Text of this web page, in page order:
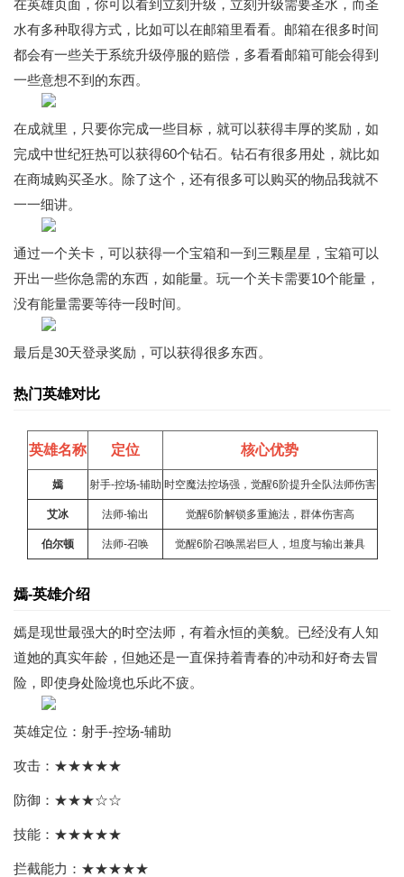
在英雄页面，你可以看到立刻升级，立刻升级需要圣水，而圣
水有多种取得方式，比如可以在邮箱里看看。邮箱在很多时间
都会有一些关于系统升级停服的赔偿，多看看邮箱可能会得到
一些意想不到的东西。
在成就里，只要你完成一些目标，就可以获得丰厚的奖励，如
完成中世纪狂热可以获得60个钻石。钻石有很多用处，就比如
在商城购买圣水。除了这个，还有很多可以购买的物品我就不
一一细讲。
通过一个关卡，可以获得一个宝箱和一到三颗星星，宝箱可以
开出一些你急需的东西，如能量。玩一个关卡需要10个能量，
没有能量需要等待一段时间。
最后是30天登录奖励，可以获得很多东西。
热门英雄对比
英雄名称 定位 核心优势
嫣 射手-控场-辅助 时空魔法控场强，觉醒6阶提升全队法师伤害
艾冰 法师-输出 觉醒6阶解锁多重施法，群体伤害高
伯尔顿 法师-召唤 觉醒6阶召唤黑岩巨人，坦度与输出兼具
嫣-英雄介绍
嫣是现世最强大的时空法师，有着永恒的美貌。已经没有人知
道她的真实年龄，但她还是一直保持着青春的冲动和好奇去冒
险，即使身处险境也乐此不疲。
英雄定位：射手-控场-辅助
攻击：★★★★★
防御：★★★☆☆
技能：★★★★★
拦截能力：★★★★★